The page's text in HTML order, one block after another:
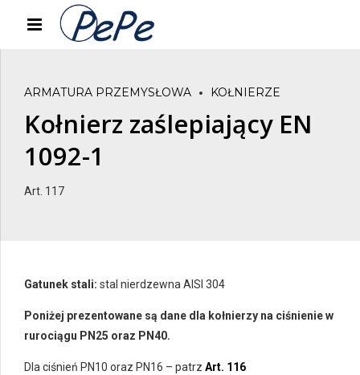
ARMATURA PRZEMYSŁOWA KOŁNIERZE
Kołnierz zaślepiający EN
1092-1
Art. 117
Gatunek stali: stal nierdzewna AISI 304
Poniżej prezentowane są dane dla kołnierzy na ciśnienie w
rurociągu PN25 oraz PN40.
Dla ciśnień PN10 oraz PN16 – patrz Art. 116